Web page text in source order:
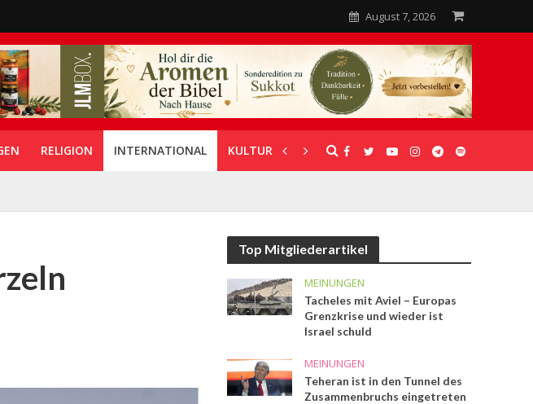
August 7, 2026
RELIGION INTERNATIONAL KULTUR UNTERSTÜTZUNG
Top Mitgliederartikel
MEINUNGEN
Tacheles mit Aviel – Europas
Grenzkrise und wieder ist
Israel schuld
MEINUNGEN
Teheran ist in den Tunnel des
Zusammenbruchs eingetreten